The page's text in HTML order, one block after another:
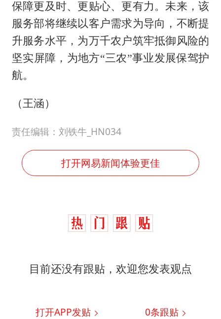
保障更及时、更贴心、更有力。未来，该
服务部将继续以客户需求为导向，不断提
升服务水平，为万千农户筑牢抵御风险的
坚实屏障，为地方“三农”事业发展保驾护
航。
（王涵）
责任编辑：刘铁牛_HN034
打开网易新闻体验更佳
目前还没有跟贴，欢迎您发表观点
打开APP发贴 0条跟贴